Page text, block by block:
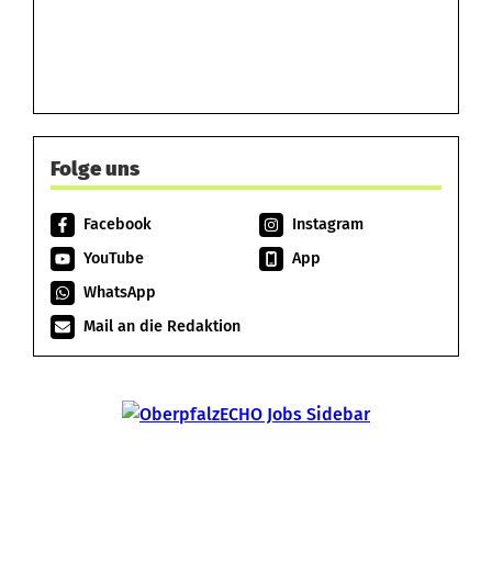
Folge uns
Facebook
Instagram
YouTube
App
WhatsApp
Mail an die Redaktion